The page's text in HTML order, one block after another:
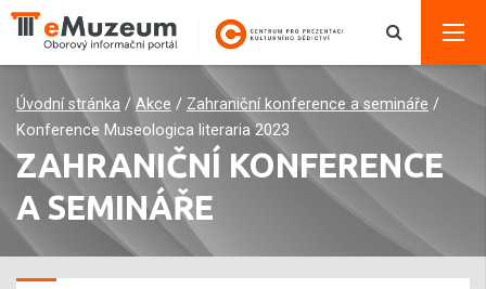
Úvodní stránka / Akce / Zahraniční konference a semináře /
Konference Museologica literaria 2023
ZAHRANIČNÍ KONFERENCE
A SEMINÁŘE